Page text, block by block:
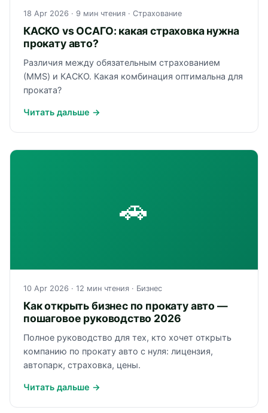
18 Apr 2026 · 9 мин чтения · Страхование
КАСКО vs ОСАГО: какая страховка нужна
прокату авто?
Различия между обязательным страхованием
(МMS) и КАСКО. Какая комбинация оптимальна для
проката?
Читать дальше →
🚗
10 Apr 2026 · 12 мин чтения · Бизнес
Как открыть бизнес по прокату авто —
пошаговое руководство 2026
Полное руководство для тех, кто хочет открыть
компанию по прокату авто с нуля: лицензия,
автопарк, страховка, цены.
Читать дальше →